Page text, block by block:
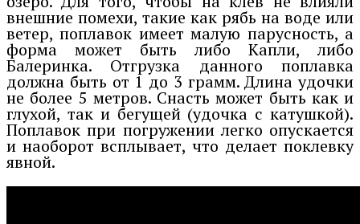
внешние помехи, такие как рябь на воде или
ветер, поплавок имеет малую парусность, а
форма может быть либо Капли, либо
Балеринка. Отгрузка данного поплавка
должна быть от 1 до 3 грамм. Длина удочки
не более 5 метров. Снасть может быть как и
глухой, так и бегущей (удочка с катушкой).
Поплавок при погружении легко опускается
и наоборот всплывает, что делает поклевку
явной.